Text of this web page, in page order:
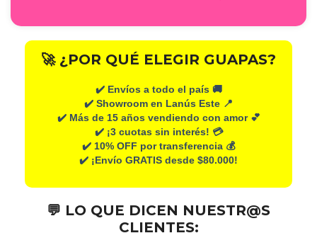
🚀 ¿POR QUÉ ELEGIR GUAPAS?
✔️ Envíos a todo el país 🚚
✔️ Showroom en Lanús Este 📍
✔️ Más de 15 años vendiendo con amor 💕
✔️ ¡3 cuotas sin interés! 💳
✔️ 10% OFF por transferencia 💰
✔️ ¡Envío GRATIS desde $80.000!
💬 LO QUE DICEN NUESTR@S
CLIENTES: